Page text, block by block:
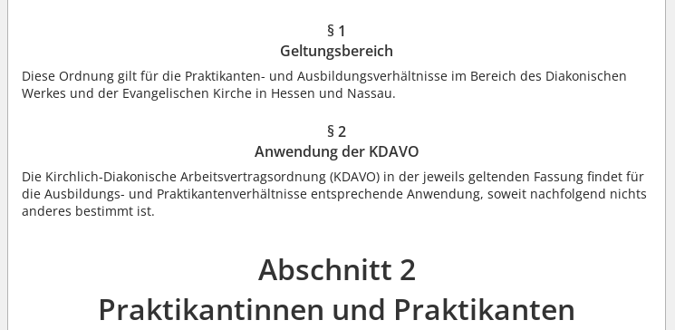
§ 1
Geltungsbereich
Diese Ordnung gilt für die Praktikanten- und Ausbildungsverhältnisse im Bereich des Diakonischen
Werkes und der Evangelischen Kirche in Hessen und Nassau.
§ 2
Anwendung der KDAVO
Die Kirchlich-Diakonische Arbeitsvertragsordnung (KDAVO) in der jeweils geltenden Fassung findet für
die Ausbildungs- und Praktikantenverhältnisse entsprechende Anwendung, soweit nachfolgend nichts
anderes bestimmt ist.
Abschnitt 2
Praktikantinnen und Praktikanten